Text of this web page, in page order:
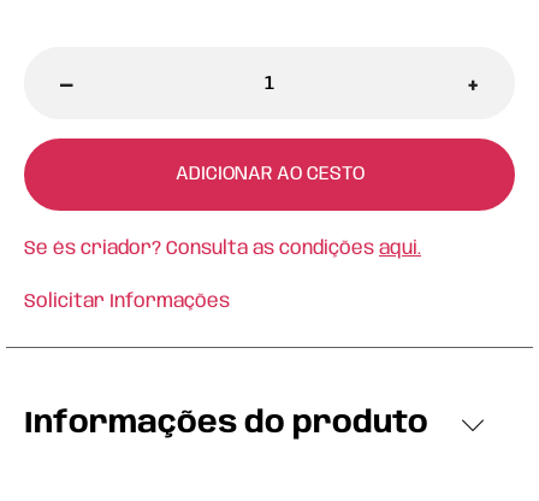
- +
ADICIONAR AO CESTO
Se és criador? Consulta as condições aqui.
Solicitar Informações
Informações do produto